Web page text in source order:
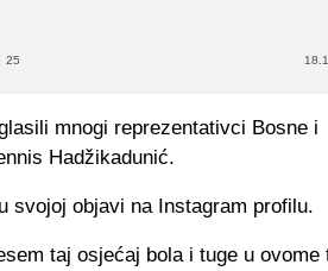
25
mnogi reprezentativci Bosne i
Hadžikadunić.
svojoj objavi na Instagram profilu.
taj osjećaj bola i tuge u ovome